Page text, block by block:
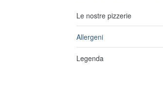
Le nostre pizzerie
Allergeni
Legenda